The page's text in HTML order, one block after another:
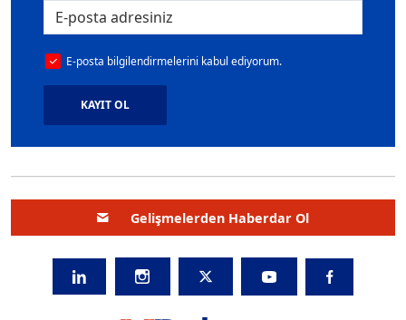
E-posta bilgilendirmelerini kabul ediyorum.
KAYIT OL
Gelişmelerden Haberdar Ol